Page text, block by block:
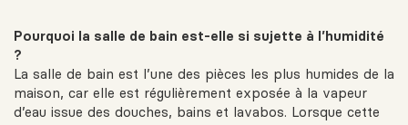
Pourquoi la salle de bain est-elle si sujette à l’humidité
?
La salle de bain est l’une des pièces les plus humides de la
maison, car elle est régulièrement exposée à la vapeur
d’eau issue des douches, bains et lavabos. Lorsque cette